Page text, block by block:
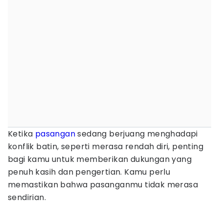
Ketika pasangansedang berjuang menghadapi
konflik batin, seperti merasa rendah diri, penting
bagi kamu untuk memberikan dukungan yang
penuh kasih dan pengertian. Kamu perlu
memastikan bahwa pasanganmu tidak merasa
sendirian.